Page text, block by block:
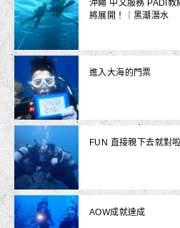
沖繩 中文服務 PADI
將展開！｜黑潮潛水
進入大海的門票
FUN 直接親下去就對啦
AOW成就達成